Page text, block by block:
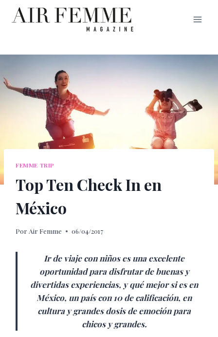
Saltar
FEMME TRIP
Top Ten Check In en
México
Por Air Femme 06/04/2017
Ir de viaje con niños es una excelente
oportunidad para disfrutar de buenas y
divertidas experiencias, y qué mejor si es en
México, un país con 10 de calificación, en
cultura y grandes dosis de emoción para
chicos y grandes.